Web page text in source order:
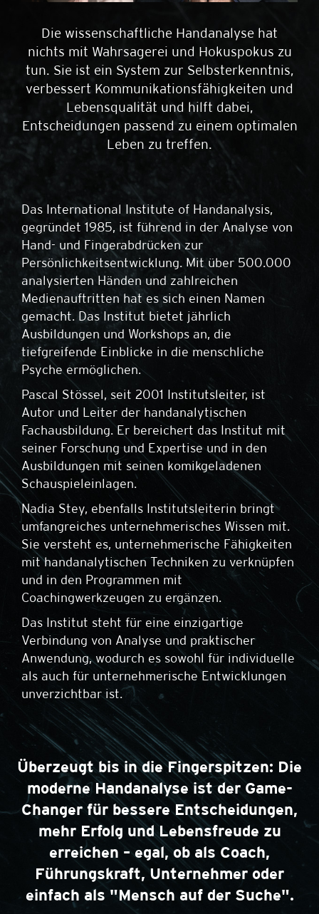
Die wissenschaftliche Handanalyse hat
nichts mit Wahrsagerei und Hokuspokus zu
tun. Sie ist ein System zur Selbsterkenntnis,
verbessert Kommunikationsfähigkeiten und
Lebensqualität und hilft dabei,
Entscheidungen passend zu einem optimalen
Leben zu treffen.
Das International Institute of Handanalysis,
gegründet 1985, ist führend in der Analyse von
Hand- und Fingerabdrücken zur
Persönlichkeitsentwicklung. Mit über 500.000
analysierten Händen und zahlreichen
Medienauftritten hat es sich einen Namen
gemacht. Das Institut bietet jährlich
Ausbildungen und Workshops an, die
tiefgreifende Einblicke in die menschliche
Psyche ermöglichen.
Pascal Stössel, seit 2001 Institutsleiter, ist
Autor und Leiter der handanalytischen
Fachausbildung. Er bereichert das Institut mit
seiner Forschung und Expertise und in den
Ausbildungen mit seinen komikgeladenen
Schauspieleinlagen.
Nadia Stey, ebenfalls Institutsleiterin bringt
umfangreiches unternehmerisches Wissen mit.
Sie versteht es, unternehmerische Fähigkeiten
mit handanalytischen Techniken zu verknüpfen
und in den Programmen mit
Coachingwerkzeugen zu ergänzen.
Das Institut steht für eine einzigartige
Verbindung von Analyse und praktischer
Anwendung, wodurch es sowohl für individuelle
als auch für unternehmerische Entwicklungen
unverzichtbar ist.
Überzeugt bis in die Fingerspitzen: Die
moderne Handanalyse ist der Game-
Changer für bessere Entscheidungen,
mehr Erfolg und Lebensfreude zu
erreichen – egal, ob als Coach,
Führungskraft, Unternehmer oder
einfach als "Mensch auf der Suche".